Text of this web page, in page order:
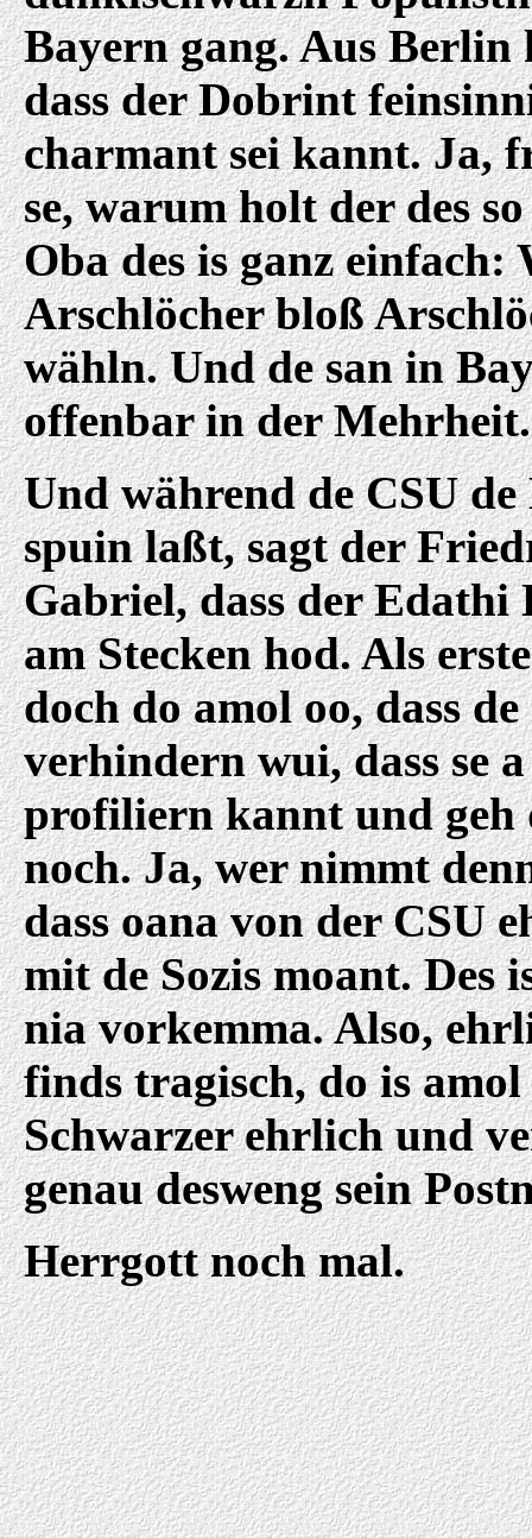
Bayern gang. Aus Berlin
dass der Dobrint
charmant sei kannt. Ja,
se, warum holt der des
Oba des is ganz einfach:
Arschlöcher bloß
wähln. Und de san in
offenbar in der Mehrheit.
Und während de CSU
spuin laßt, sagt der
Gabriel, dass der Edathi
am Stecken hod. Als
doch do amol oo, dass de
verhindern wui, dass se
profiliern kannt und geh
noch. Ja, wer nimmt
dass oana von der CSU
mit de Sozis moant. Des
nia vorkemma. Also,
finds tragisch, do is amol
Schwarzer ehrlich und
genau desweng sein
Herrgott noch mal.